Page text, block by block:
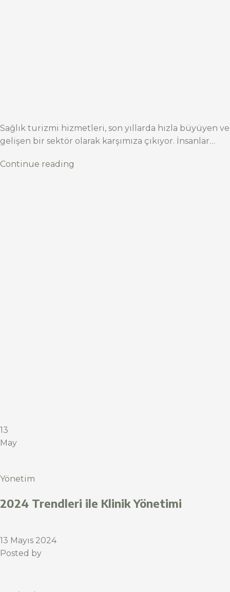
Sağlık turizmi hizmetleri, son yıllarda hızla büyüyen ve
gelişen bir sektör olarak karşımıza çıkıyor. İnsanlar…
Continue reading
13
May
Yönetim
2024 Trendleri ile Klinik Yönetimi
13 Mayıs 2024
Posted by